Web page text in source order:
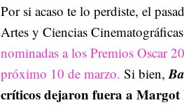
Por si acaso te lo perdiste, el
Artes y Ciencias
nominadas a los Premios Oscar
próximo 10 de marzo. Si bien,
críticos dejaron fuera a